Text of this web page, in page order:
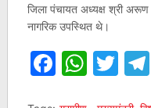
जिला पंचायत अध्यक्ष श्री अरूण
नागरिक उपस्थित थे।